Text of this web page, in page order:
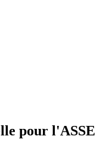
pour l'ASSE